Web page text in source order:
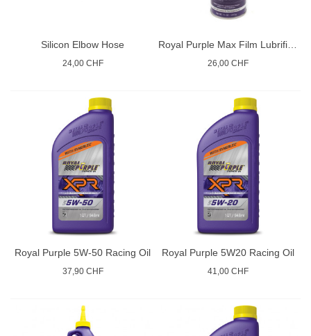
Silicon Elbow Hose
24,00 CHF
Royal Purple Max Film Lubrificant
26,00 CHF
Royal Purple 5W-50 Racing Oil
37,90 CHF
Royal Purple 5W20 Racing Oil
41,00 CHF